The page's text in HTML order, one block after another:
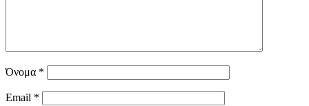
Όνομα *
Email *